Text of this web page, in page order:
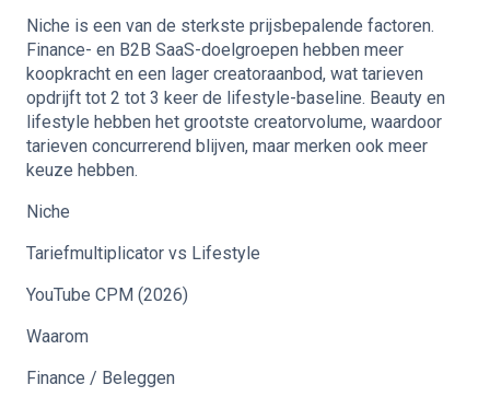
Niche is een van de sterkste prijsbepalende factoren.
Finance- en B2B SaaS-doelgroepen hebben meer
koopkracht en een lager creatoraanbod, wat tarieven
opdrijft tot 2 tot 3 keer de lifestyle-baseline. Beauty en
lifestyle hebben het grootste creatorvolume, waardoor
tarieven concurrerend blijven, maar merken ook meer
keuze hebben.
Niche
Tariefmultiplicator vs Lifestyle
YouTube CPM (2026)
Waarom
Finance / Beleggen